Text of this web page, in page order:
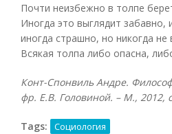
Почти неизбежно в толпе
Иногда это выглядит забавно,
иногда страшно, но никогда
Всякая толпа либо опасна,
Конт-Спонвиль Андре.
фр. Е.В. Головиной. – М., 2012,
Tags: Социология